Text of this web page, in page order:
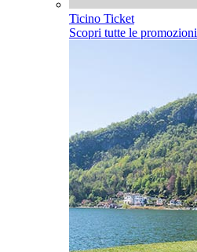
Ticino Ticket
Scopri tutte le promozioni